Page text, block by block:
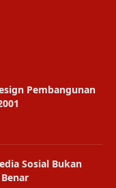
Pembangunan
Sosial Bukan